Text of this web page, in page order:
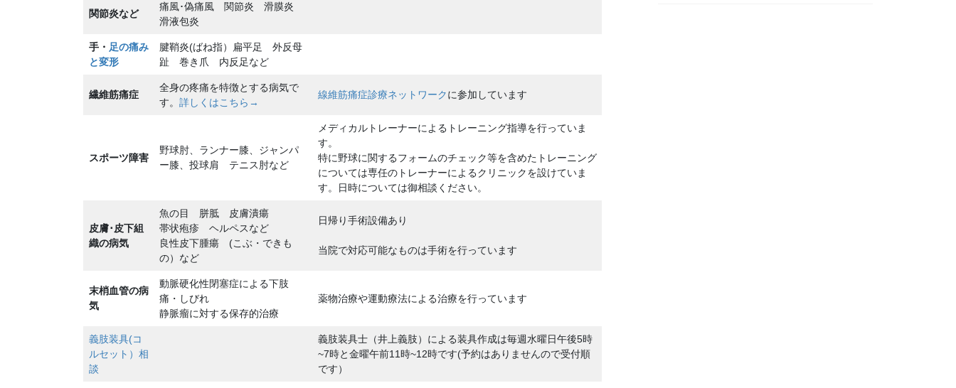
関節炎など
痛風･偽痛風 関節炎 滑膜炎
滑液包炎
手・ 足の痛み
と変形
腱鞘炎(ばね指）扁平足 外反母
趾 巻き爪 内反足など
繊維筋痛症
全身の疼痛を特徴とする病気で
す。 詳しくはこちら→
線維筋痛症診療ネットワークに参加しています
スポーツ障害
野球肘、ランナー膝、ジャンパ
ー膝、投球肩 テニス肘など
メディカルトレーナーによるトレーニング指導を行っていま
す。
特に野球に関するフォームのチェック等を含めたトレーニング
については専任のトレーナーによるクリニックを設けていま
す。日時については御相談ください。
皮膚･皮下組
織の病気
魚の目 胼胝 皮膚潰瘍
帯状疱疹 ヘルペスなど
良性皮下腫瘍 (こぶ・できも
の）など
日帰り手術設備あり
当院で対応可能なものは手術を行っています
末梢血管の病
気
動脈硬化性閉塞症による下肢
痛・しびれ
静脈瘤に対する保存的治療
薬物治療や運動療法による治療を行っています
義肢装具(コ
ルセット）相
談
義肢装具士（井上義肢）による装具作成は毎週水曜日午後5時
~7時と金曜午前11時~12時です(予約はありませんので受付順
です）